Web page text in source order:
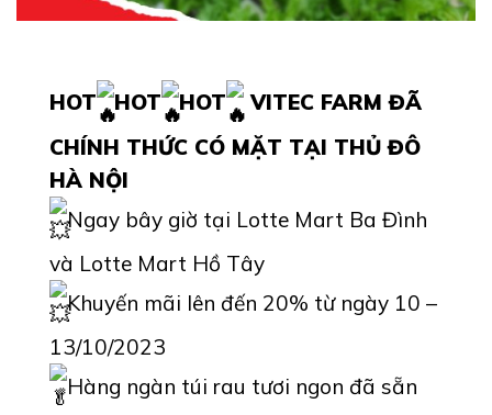
HOT HOT HOT
VITEC FARM ĐÃ
CHÍNH THỨC CÓ MẶT TẠI THỦ ĐÔ
HÀ NỘI
Ngay bây giờ tại Lotte Mart Ba Đình
và Lotte Mart Hồ Tây
Khuyến mãi lên đến 20% từ ngày 10 –
13/10/2023
Hàng ngàn túi rau tươi ngon đã sẵn